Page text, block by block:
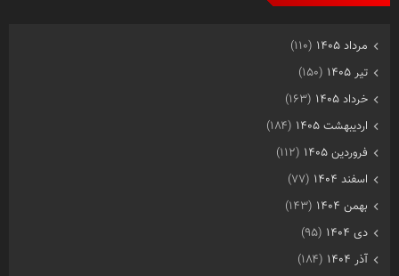
مرداد ۱۴۰۵
(۱۱۰)
تیر ۱۴۰۵
(۱۵۰)
خرداد ۱۴۰۵
(۱۶۳)
اردیبهشت ۱۴۰۵
(۱۸۴)
فروردین ۱۴۰۵
(۱۱۲)
اسفند ۱۴۰۴
(۷۷)
بهمن ۱۴۰۴
(۱۴۳)
دی ۱۴۰۴
(۹۵)
آذر ۱۴۰۴
(۱۸۴)